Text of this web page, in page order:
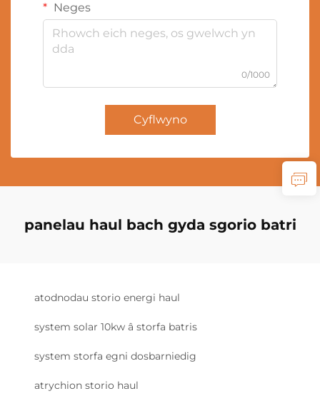
Neges
0/1000
Cyflwyno
panelau haul bach gyda sgorio batri
atodnodau storio energi haul
system solar 10kw â storfa batris
system storfa egni dosbarniedig
atrychion storio haul